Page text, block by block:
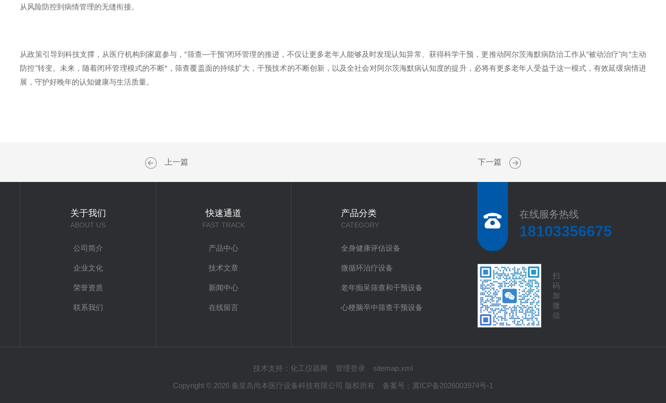
从风险防控到病情管理的无缝衔接。
从政策引导到科技支撑，从医疗机构到家庭参与，“筛查—干预"闭环管理的推进，不仅让更多老年人能够及时发现认知异常、获得科学干预，更推动阿尔茨海默病防治工作从“被动治疗"向“主动
防控"转变。未来，随着闭环管理模式的不断*，筛查覆盖面的持续扩大，干预技术的不断创新，以及全社会对阿尔茨海默病认知度的提升，必将有更多老年人受益于这一模式，有效延缓病情进
展，守护好晚年的认知健康与生活质量。
上一篇 下一篇
关于我们
ABOUT US
公司简介
企业文化
荣誉资质
联系我们
快速通道
FAST TRACK
产品中心
技术文章
新闻中心
在线留言
产品分类
CATEGORY
全身健康评估设备
微循环治疗设备
老年痴呆筛查和干预设备
心梗脑卒中筛查干预设备
在线服务热线
18103356675
扫
码
加
微
信
技术支持： 化工仪器网 管理登录 sitemap.xml
Copyright © 2026 秦皇岛尚本医疗设备科技有限公司 版权所有 备案号： 冀ICP备2026003974号-1